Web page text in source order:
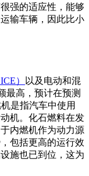
强的适应性，能够
输车辆，因此比小
）
以及电动和混
最高，预计在预测
是指汽车中使用
机。化石燃料在发
内燃机作为动力源
包括更高的运行效
施也已到位，这为